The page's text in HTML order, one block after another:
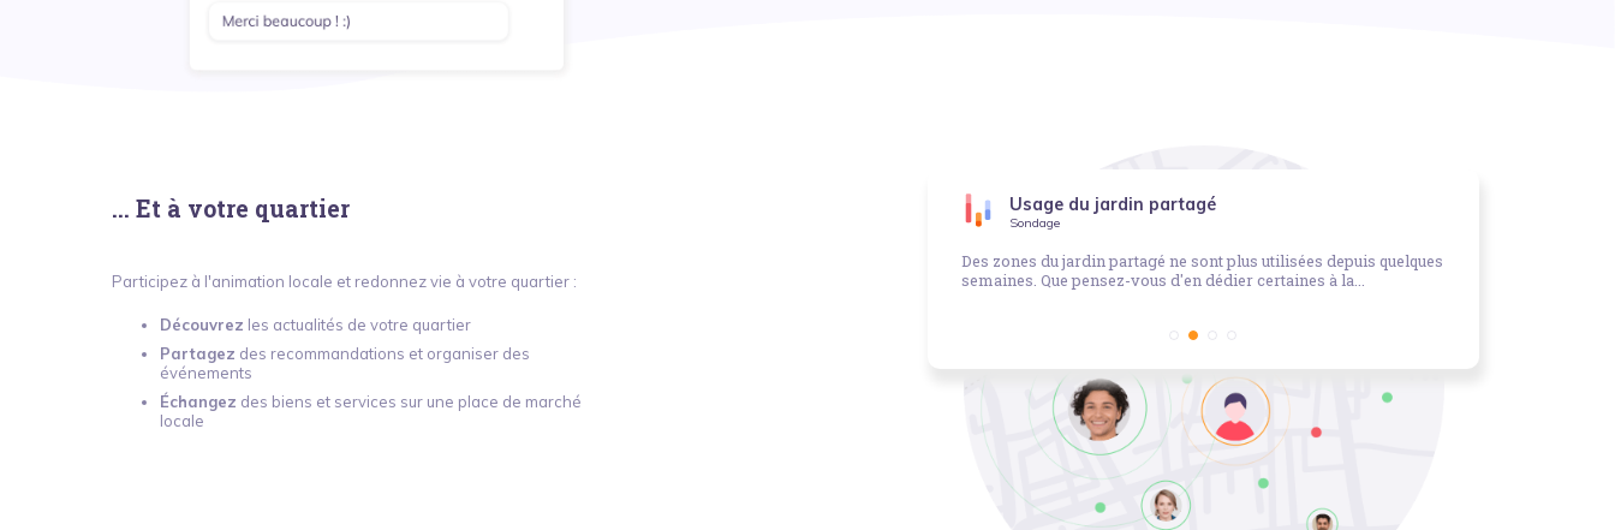
... Et à votre quartier
Participez à l'animation locale et redonnez vie à votre quartier :
Découvrez les actualités de votre quartier
Partagez des recommandations et organiser des
événements
Échangez des biens et services sur une place de marché
locale
en partenariat avec la mairie seront...
gratuites entre résidents de tout âge. Nous confectionnerons
Usage du jardin partagé
Sondage
Des zones du jardin partagé ne sont plus utilisées depuis quelques
semaines. Que pensez-vous d'en dédier certaines à la...